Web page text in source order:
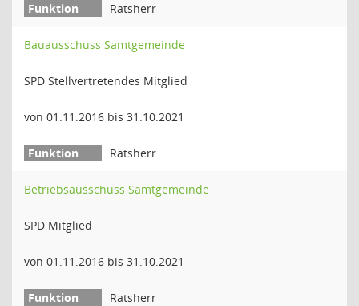
Ratsherr
Bauausschuss Samtgemeinde
SPD Stellvertretendes Mitglied
von 01.11.2016 bis 31.10.2021
Ratsherr
Betriebsausschuss Samtgemeinde
SPD Mitglied
von 01.11.2016 bis 31.10.2021
Ratsherr